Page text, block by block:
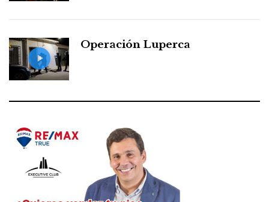
Operación Luperca